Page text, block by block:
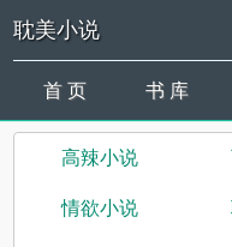
耽美小说
首 页 书 库
高辣小说
情欲小说